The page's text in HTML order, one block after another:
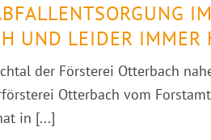
UND LEIDER IMMER
der Försterei Otterbach
Otterbach vom
in [...]